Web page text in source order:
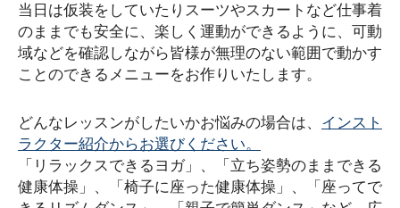
当日は仮装をしていたりスーツやスカートなど仕事着
のままでも安全に、楽しく運動ができるように、可動
域などを確認しながら皆様が無理のない範囲で動かす
ことのできるメニューをお作りいたします。
どんなレッスンがしたいかお悩みの場合は、 インスト
ラクター紹介からお選びください。
「リラックスできるヨガ」、「立ち姿勢のままできる
健康体操」、「椅子に座った健康体操」、「座ってで